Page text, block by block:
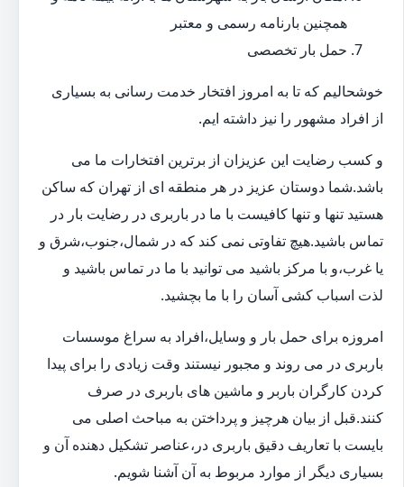
همچنین بارنامه رسمی و معتبر
حمل بار تخصصی
خوشحالیم که تا به امروز افتخار خدمت رسانی به بسیاری
از افراد مشهور را نیز داشته ایم.
و کسب رضایت این عزیزان از برترین افتخارات ما می
باشد.شما دوستان عزیز در هر منطقه ای از تهران که ساکن
هستید تنها و تنها کافیست با ما در باربری در رضایت بار در
تماس باشید.هیچ تفاوتی نمی کند که در شمال،جنوب،شرق و
یا غرب،و با مرکز باشید می توانید با ما در تماس باشید و
لذت اسباب کشی آسان را با ما بچشید.
امروزه برای حمل بار و وسایل،افراد به سراغ موسسات
باربری در می روند و مجبور نیستند وقت زیادی را برای پیدا
کردن کارگران باربر و ماشین های باربری در صرف
کنند.قبل از بیان هرچیز و پرداختن به مباحث اصلی می
بایست با تعاریف دقیق باربری در،عناصر تشکیل دهنده آن و
بسیاری دیگر از موارد مربوط به آن آشنا شویم.